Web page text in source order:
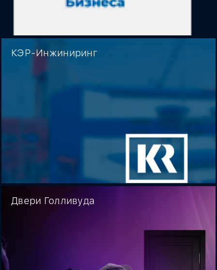
КЭР-Инжиниринг
Двери Голливуда